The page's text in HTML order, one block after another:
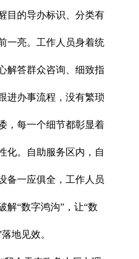
目的导办标识、分类有
一亮。工作人员身着统
解答群众咨询、细致指
进办事流程，没有繁琐
，每一个细节都彰显着
化。自助服务区内，自
备一应俱全，工作人员
解“数字鸿沟”，让“数
地见效。